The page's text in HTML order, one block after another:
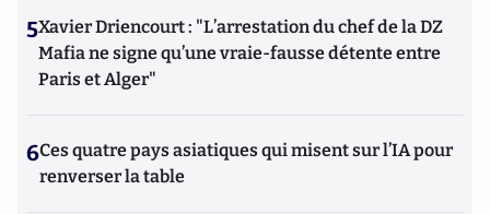
5Xavier Driencourt : "L’arrestation du chef de la DZ
Mafia ne signe qu’une vraie-fausse détente entre
Paris et Alger"
6Ces quatre pays asiatiques qui misent sur l’IA pour
renverser la table